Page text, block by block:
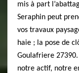
mis à part
Seraphin peut
vos travaux
haie ; la pose de
Goulafriere 27390.
notre actif, notre